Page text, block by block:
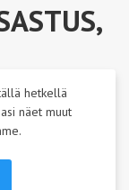
hetkellä
näet muut